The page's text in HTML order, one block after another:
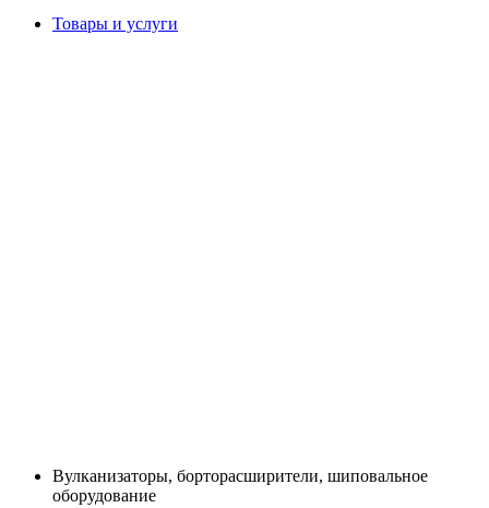
Товары и услуги
Вулканизаторы, борторасширители, шиповальное
оборудование